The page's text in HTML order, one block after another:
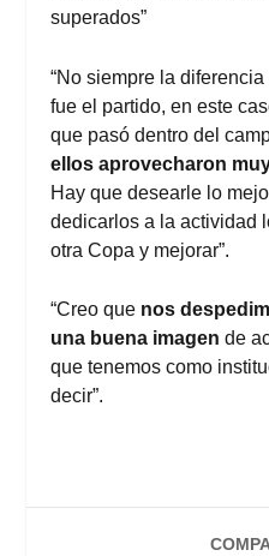
superados”
“No siempre la
fue el partido, en este
que pasó dentro del
ellos aprovecharon
Hay que desearle lo
dedicarlos a la actividad
otra Copa y mejorar”.
“Creo que nos
una buena imagen de
que tenemos como
decir”.